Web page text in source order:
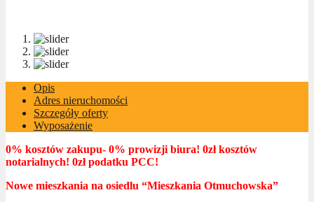
Opis
Adres nieruchomości
Szczegóły oferty
Wyposażenie
0% kosztów zakupu- 0% prowizji biura! 0zł kosztów
notarialnych! 0zł podatku PCC!
Nowe mieszkania na osiedlu “Mieszkania Otmuchowska”